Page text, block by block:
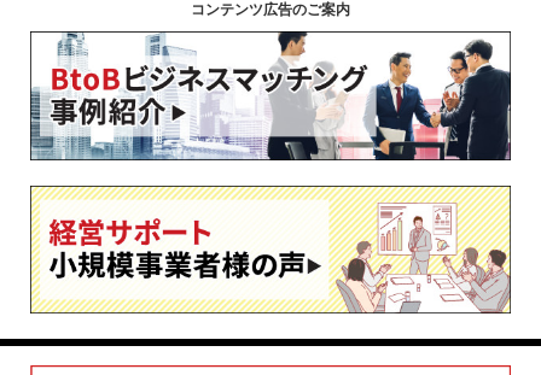
コンテンツ広告のご案内